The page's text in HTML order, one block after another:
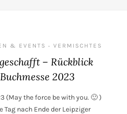
& EVENTS • VERMISCHTES
– Rückblick
2023
(May the force be with you. 🙂 )
Tag nach Ende der Leipziger